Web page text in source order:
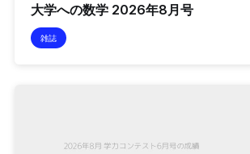
大学への数学 2026年8月号
雑誌